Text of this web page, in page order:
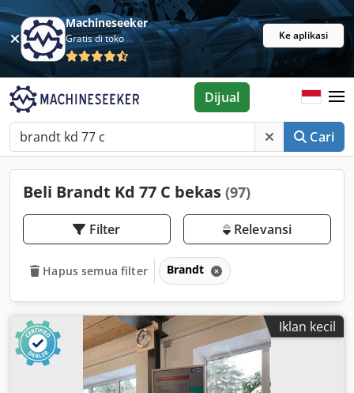
Machineseeker
Gratis di toko Ke aplikasi
Cari
Dijual
Beli Brandt Kd 77 C bekas (97)
Filter Relevansi
Hapus semua filter Brandt
Iklan kecil